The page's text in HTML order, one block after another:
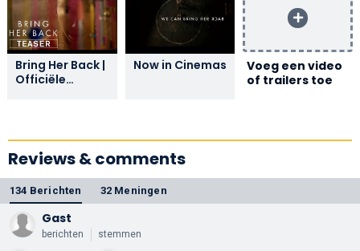
Bring Her Back |
Officiële
Now in Cinemas
Voeg een video
of trailers toe
Reviews & comments
134 Berichten 32 Meningen
Gast
berichten stemmen